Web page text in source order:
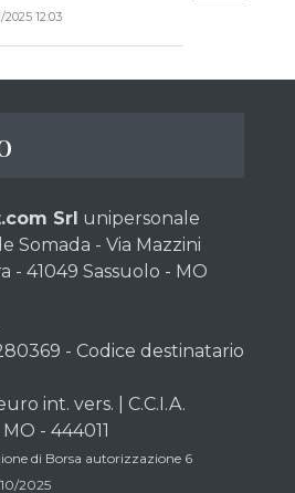
2025 12:03
Srl unipersonale
Somada - Via Mazzini
- 41049 Sassuolo - MO
- Codice destinatario
int. vers. | C.C.I.A.
- 444011
di Borsa autorizzazione 6
2025